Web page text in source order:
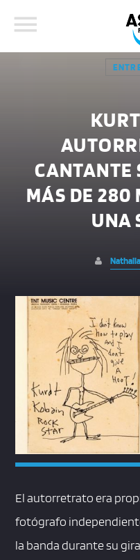
COMPARTE
CANTANTE
MÁS DE 280
UNA
Nathalia
El autorretrato era
fotógrafo
la banda durante su